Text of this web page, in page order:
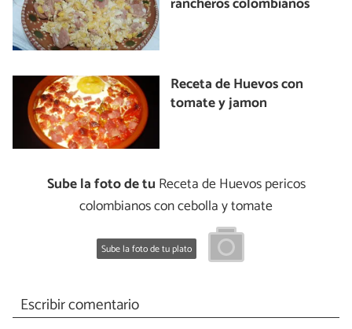
Receta de Huevos con
tomate y jamon
Sube la foto de tu Receta de Huevos pericos
colombianos con cebolla y tomate
Sube la foto de tu plato
Escribir comentario